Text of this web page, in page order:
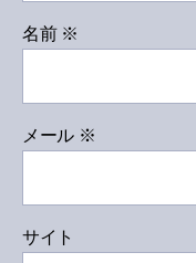
名前 ※
メール ※
サイト